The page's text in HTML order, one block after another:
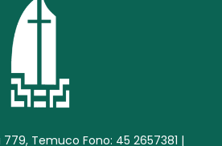
Temuco Fono: 45 2657381 |